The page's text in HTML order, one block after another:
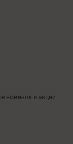
новинок и акций